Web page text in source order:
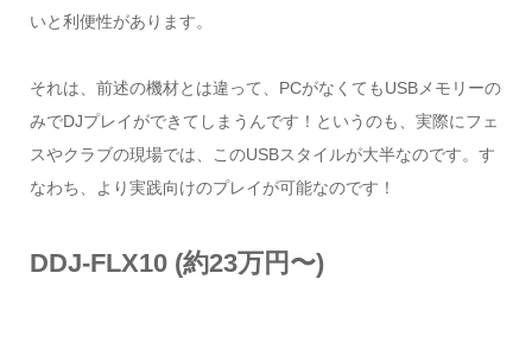
いと利便性があります。
それは、前述の機材とは違って、PCがなくてもUSBメモリーの
みでDJプレイができてしまうんです！というのも、実際にフェ
スやクラブの現場では、このUSBスタイルが大半なのです。す
なわち、より実践向けのプレイが可能なのです！
DDJ-FLX10 (約23万円〜)